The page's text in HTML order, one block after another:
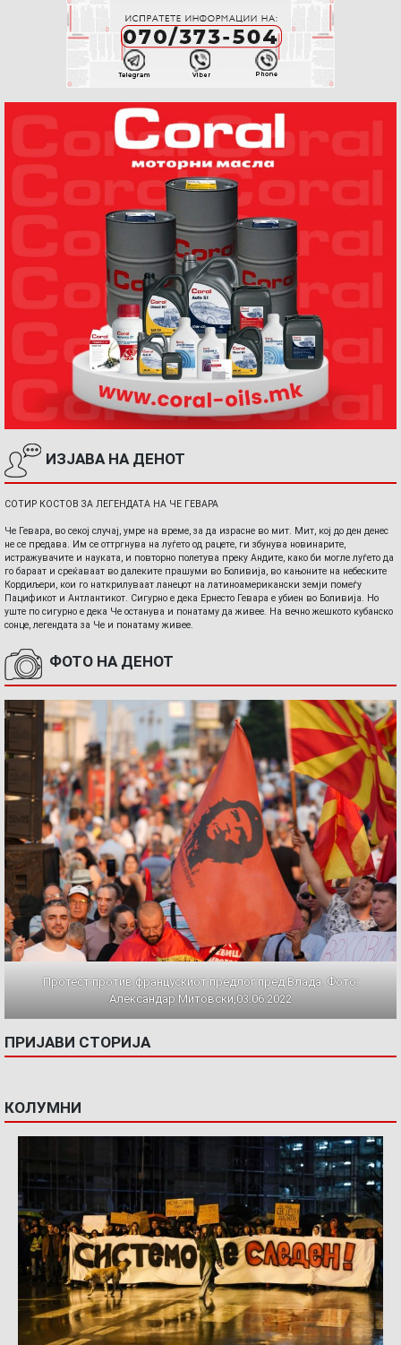
ИЗЈАВА НА ДЕНОТ
СОТИР КОСТОВ ЗА ЛЕГЕНДАТА НА ЧЕ ГЕВАРА
Че Гевара, во секој случај, умре на време, за да израсне во мит. Мит, кој до ден денес
не се предава. Им се оттргнува на луѓето од рацете, ги збунува новинарите,
истражувачите и науката, и повторно полетува преку Андите, како би могле луѓето да
го бараат и среќаваат во далеките прашуми во Боливија, во кањоните на небеските
Кордиљери, кои го наткрилуваат ланецот на латиноамерикански земји помеѓу
Пацификот и Антлантикот. Сигурно е дека Ернесто Гевара е убиен во Боливија. Но
уште по сигурно е дека Че останува и понатаму да живее. На вечно жешкото кубанско
сонце, легендата за Че и понатаму живее.
ФОТО НА ДЕНОТ
Протест против францускиот предлог пред Влада. Фото:
Александар Митовски,03.06.2022
ПРИЈАВИ СТОРИЈА
КОЛУМНИ